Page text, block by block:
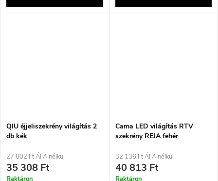
QIU éjjeliszekrény világítás 2
db kék
27 802 Ft ÁFA nélkül
35 308 Ft
Raktáron
Cama LED világítás RTV
szekrény REJA fehér
32 136 Ft ÁFA nélkül
40 813 Ft
Raktáron